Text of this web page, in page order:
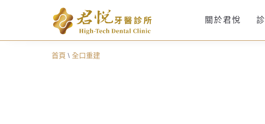
關於君悅
首頁 \ 全口重建